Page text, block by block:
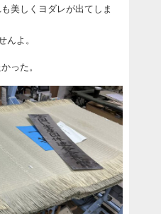
美しくヨダレが出てしま
よ。
った。